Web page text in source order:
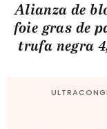
Alianza de
foie gras de
trufa negra